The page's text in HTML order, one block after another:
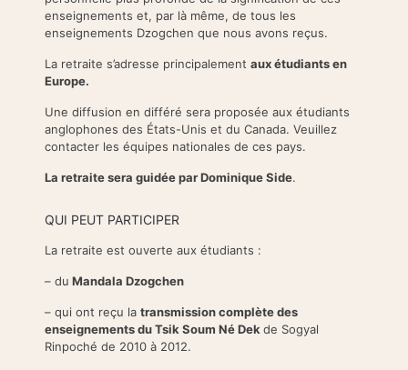
enseignements et, par là même, de tous les
enseignements Dzogchen que nous avons reçus.
La retraite s’adresse principalement aux étudiants en
Europe.
Une diffusion en différé sera proposée aux étudiants
anglophones des États-Unis et du Canada. Veuillez
contacter les équipes nationales de ces pays.
La retraite sera guidée par Dominique Side.
QUI PEUT PARTICIPER
La retraite est ouverte aux étudiants :
– du Mandala Dzogchen
– qui ont reçu la transmission complète des
enseignements du Tsik Soum Né Dek de Sogyal
Rinpoché de 2010 à 2012.